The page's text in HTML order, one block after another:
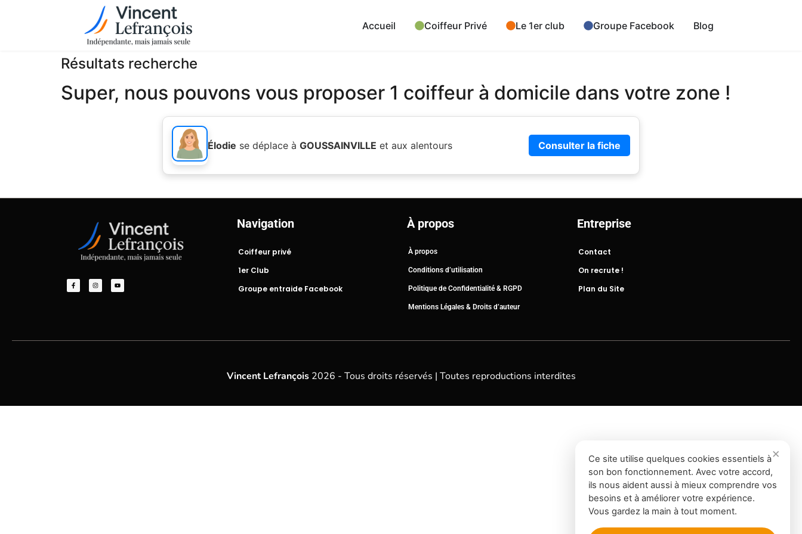
Accueil Coiffeur Privé Le 1er club Groupe Facebook Blog
Résultats recherche
Super, nous pouvons vous proposer 1 coiffeur à domicile dans votre zone !
Élodie se déplace à GOUSSAINVILLE et aux alentours Consulter la fiche
Navigation
Coiffeur privé
1er Club
Groupe entraide Facebook
À propos
À propos
Conditions d’utilisation
Politique de Confidentialité & RGPD
Mentions Légales & Droits d’auteur
Entreprise
Contact
On recrute !
Plan du Site
Vincent Lefrançois2026 - Tous droits réservés | Toutes reproductions interdites
Ce site utilise quelques cookies essentiels à
son bon fonctionnement. Avec votre accord,
ils nous aident aussi à mieux comprendre vos
besoins et à améliorer votre expérience.
Vous gardez la main à tout moment.